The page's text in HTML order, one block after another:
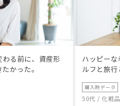
る前に、資産形
かった。
ハッピー
ルフと旅
購入時データ
50代 / 化粧